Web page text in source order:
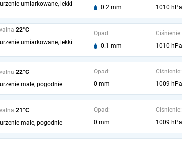
umiarkowane, lekki
0.2 mm
1010 hPa
22°C
umiarkowane, lekki
Opad:
0.1 mm
Ciśnienie:
1010 hPa
22°C
małe, pogodnie
Opad:
0 mm
Ciśnienie:
1009 hPa
21°C
małe, pogodnie
Opad:
0 mm
Ciśnienie:
1009 hPa